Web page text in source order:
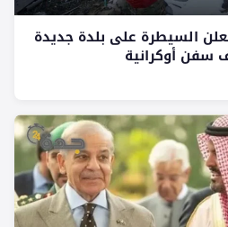
السيطرة على بلدة جديدة
أوكرانية